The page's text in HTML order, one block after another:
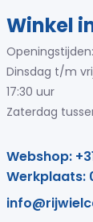
Winkel
Openingstijden:
Dinsdag t/m
17:30 uur
Zaterdag
Webshop:
Werkplaats: